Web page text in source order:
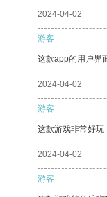
2024-04-02
游客
这款app的用户界
2024-04-02
游客
这款游戏非常好玩
2024-04-02
游客